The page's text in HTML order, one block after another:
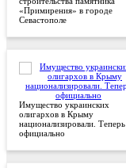
«Примирения» в городе
Севастополе
Имущество украинских
олигархов в Крыму
национализировали. Теперь
официально